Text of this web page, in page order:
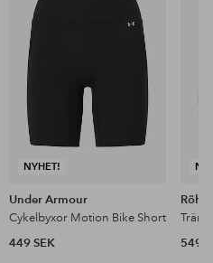
NYHET!
favoriter
Under Armour
Cykelbyxor Motion Bike Short
449 SEK
549